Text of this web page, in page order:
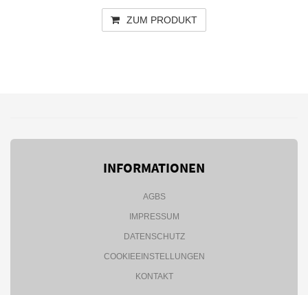
ZUM PRODUKT
INFORMATIONEN
AGBS
IMPRESSUM
DATENSCHUTZ
COOKIEEINSTELLUNGEN
KONTAKT